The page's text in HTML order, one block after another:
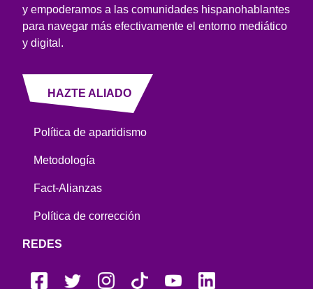
y empoderamos a las comunidades hispanohablantes
para navegar más efectivamente el entorno mediático
y digital.
HAZTE ALIADO
Política de apartidismo
Metodología
Fact-Alianzas
Política de corrección
REDES